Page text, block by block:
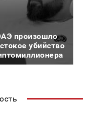
произошло
убийство